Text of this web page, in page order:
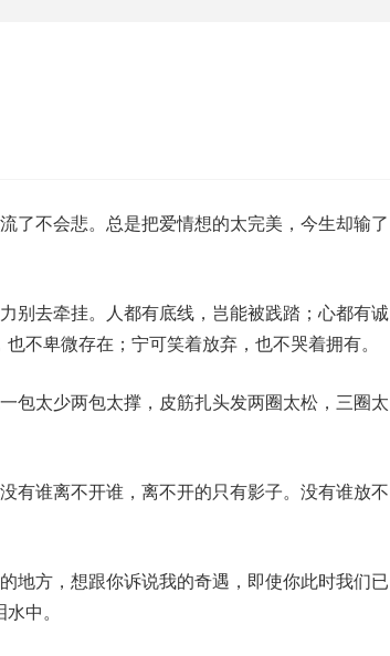
了不会悲。总是把爱情想的太完美，今生却输了
别去牵挂。人都有底线，岂能被践踏；心都有诚
不卑微存在；宁可笑着放弃，也不哭着拥有。
包太少两包太撑，皮筋扎头发两圈太松，三圈太
有谁离不开谁，离不开的只有影子。没有谁放不
地方，想跟你诉说我的奇遇，即使你此时我们已
中。